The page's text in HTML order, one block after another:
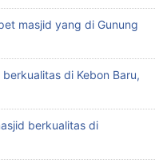
masjid yang di Gunung
di Kebon Baru,
berkualitas di